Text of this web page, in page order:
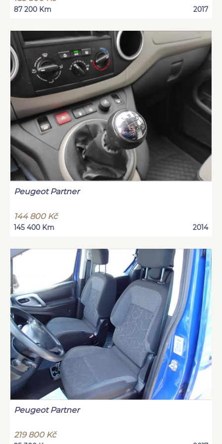
87 200 Km 2017
Peugeot Partner
144 800 Kč
145 400 Km 2014
Peugeot Partner
219 800 Kč